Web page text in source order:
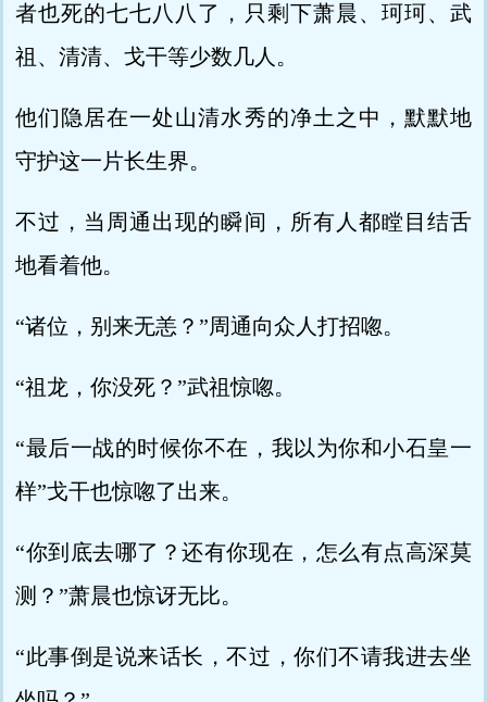
者也死的七七八八了，只剩下萧晨、珂珂、武
祖、清清、戈干等少数几人。
他们隐居在一处山清水秀的净土之中，默默地
守护这一片长生界。
不过，当周通出现的瞬间，所有人都瞠目结舌
地看着他。
“诸位，别来无恙？”周通向众人打招唿。
“祖龙，你没死？”武祖惊唿。
“最后一战的时候你不在，我以为你和小石皇一
样”戈干也惊唿了出来。
“你到底去哪了？还有你现在，怎么有点高深莫
测？”萧晨也惊讶无比。
“此事倒是说来话长，不过，你们不请我进去坐